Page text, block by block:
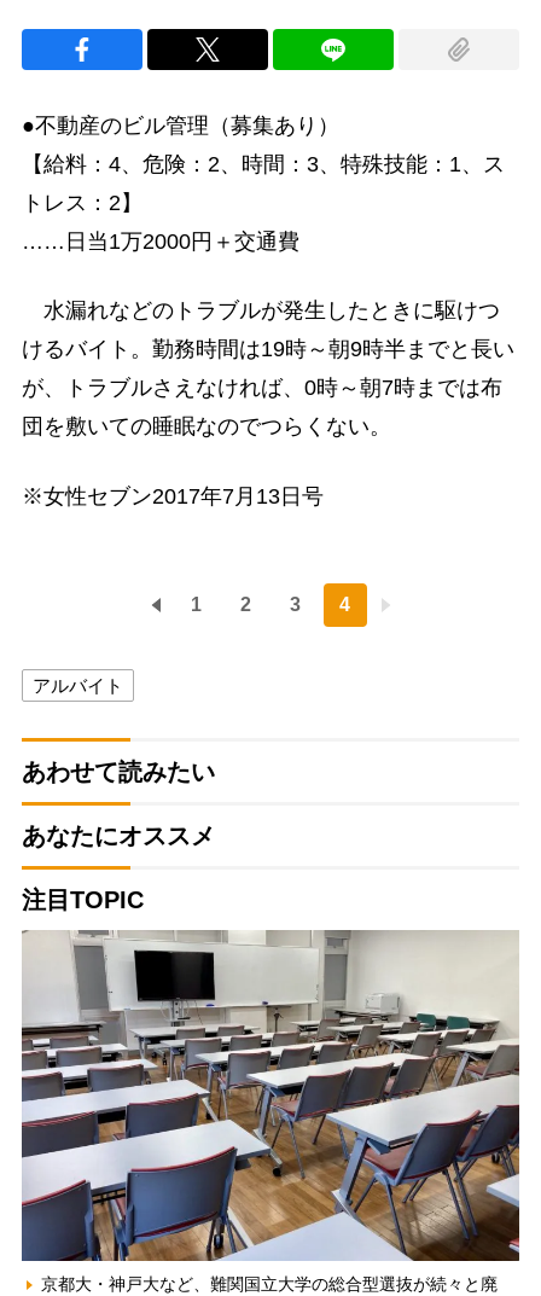
●不動産のビル管理（募集あり）
【給料：4、危険：2、時間：3、特殊技能：1、ス
トレス：2】
……日当1万2000円＋交通費
水漏れなどのトラブルが発生したときに駆けつ
けるバイト。勤務時間は19時～朝9時半までと長い
が、トラブルさえなければ、0時～朝7時までは布
団を敷いての睡眠なのでつらくない。
※女性セブン2017年7月13日号
1 2 3 4
アルバイト
あわせて読みたい
あなたにオススメ
注目TOPIC
京都大・神戸大など、難関国立大学の総合型選抜が続々と廃